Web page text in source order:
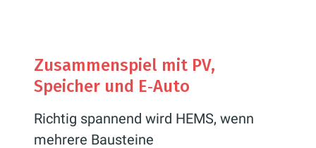
Zusammenspiel mit PV,
Speicher und E‑Auto
Richtig spannend wird HEMS, wenn
mehrere Bausteine